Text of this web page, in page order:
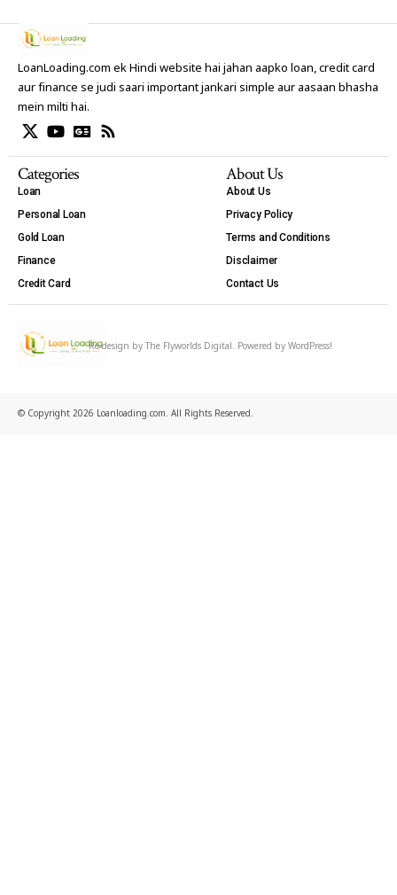
LoanLoading.com ek Hindi website hai jahan aapko loan, credit card
aur finance se judi saari important jankari simple aur aasaan bhasha
mein milti hai.
Categories
Loan
Personal Loan
Gold Loan
Finance
Credit Card
About Us
About Us
Privacy Policy
Terms and Conditions
Disclaimer
Contact Us
Re-design byThe Flyworlds Digital. Powered by WordPress!
© Copyright 2026 Loanloading.com. All Rights Reserved.